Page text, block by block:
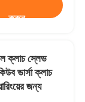
করুন
ক্লাচ স্লেভ
ভার্সা ক্লাচ
জন্য